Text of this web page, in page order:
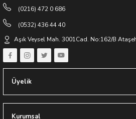
(0216) 472 0 686
(0532) 436 44 40
Aşık Veysel Mah. 3001Cad. No:162/B
Üyelik
Kurumsal